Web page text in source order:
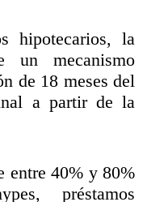
hipotecarios, la
un mecanismo
de 18 meses del
a partir de la
entre 40% y 80%
préstamos